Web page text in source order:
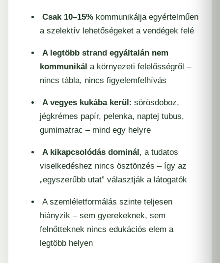
Csak 10–15% kommunikálja egyértelműen
a szelektív lehetőségeket a vendégek felé
A legtöbb strand egyáltalán nem
kommunikál a környezeti felelősségről –
nincs tábla, nincs figyelemfelhívás
A vegyes kukába kerül: sörösdoboz,
jégkrémes papír, pelenka, naptej tubus,
gumimatrac – mind egy helyre
A kikapcsolódás dominál, a tudatos
viselkedéshez nincs ösztönzés – így az
„egyszerűbb utat” választják a látogatók
A szemléletformálás szinte teljesen
hiányzik – sem gyerekeknek, sem
felnőtteknek nincs edukációs elem a
legtöbb helyen